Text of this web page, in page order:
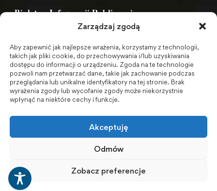
Zarządzaj zgodą
Aby zapewnić jak najlepsze wrażenia, korzystamy z technologii,
takich jak pliki cookie, do przechowywania i/lub uzyskiwania
dostępu do informacji o urządzeniu. Zgoda na te technologie
pozwoli nam przetwarzać dane, takie jak zachowanie podczas
przeglądania lub unikalne identyfikatory na tej stronie. Brak
wyrażenia zgody lub wycofanie zgody może niekorzystnie
wpłynąć na niektóre cechy i funkcje.
Akceptuję
Odmów
Zobacz preferencje
Biuletyn Informacji Publicznej
BIP - Biuletyn Informacji Publicznej PWSZ -
archiwum
Social Media
© 2001-2026 Akademia Nauk Stosowanych w Raciborzu